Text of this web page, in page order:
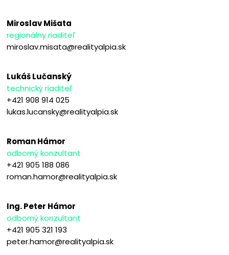
Miroslav Mišata
regionálny riaditeľ
miroslav.misata@realityalpia.sk
Lukáš Lučanský
technický riaditeľ
+421 908 914 025
lukas.lucansky@realityalpia.sk
Roman Hámor
odborný konzultant
+421 905 188 086
roman.hamor@realityalpia.sk
Ing. Peter Hámor
odborný konzultant
+421 905 321 193
peter.hamor@realityalpia.sk